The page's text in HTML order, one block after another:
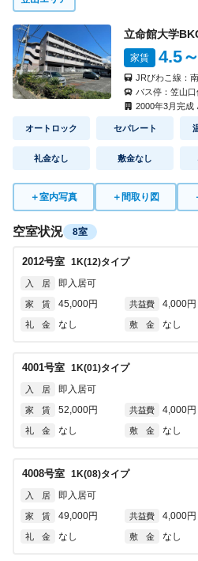
立命館大学
家賃 4.5
JRびわこ線：
バス停： 笠山口
2000年3月完成
オートロック セパレート
礼金なし 敷金なし
＋室内写真 ＋ 間取り図
空室状況 8室
2012号室 1K(12)タイプ
入 居 即入居可
家 賃 45,000円 共益費 4,000円
礼 金 なし 敷 金 なし
4001号室 1K(01)タイプ
入 居 即入居可
家 賃 52,000円 共益費 4,000円
礼 金 なし 敷 金 なし
4008号室 1K(08)タイプ
入 居 即入居可
家 賃 49,000円 共益費 4,000円
礼 金 なし 敷 金 なし